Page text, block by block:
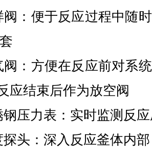
阀：便于反应过程中随
阀：方便在反应前对系
应结束后作为放空阀
钢压力表：实时监测反
探头：深入反应釜体内